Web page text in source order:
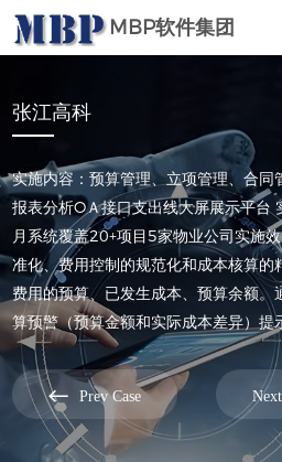
MBP软件集团
张江高科
实施内容：预算管理、立项管理、合
报表分析OＡ接口支出线大屏展示平台
月系统覆盖20+项目5家物业公司实施
准化、费用控制的规范化和成本核算
费用的预算、已发生成本、预算余额
算预警（预算金额和实际成本差异）提
 Prev Case